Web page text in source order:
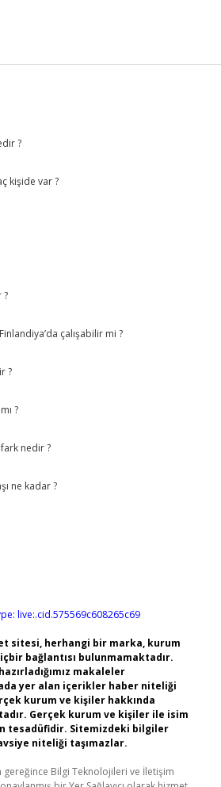
?
kişide var ?
?
çalışabilir mi ?
?
?
fark nedir ?
ne kadar ?
live:.cid.575569c608265c69
sitesi, herhangi bir marka, kurum
bağlantısı bulunmamaktadır.
makaleler
yer alan içerikler haber niteliği
kurum ve kişiler hakkında
Gerçek kurum ve kişiler ile isim
tesadüfidir. Sitemizdeki bilgiler
niteliği taşımazlar.
gereğince Bilgi Teknolojileri ve İletişim